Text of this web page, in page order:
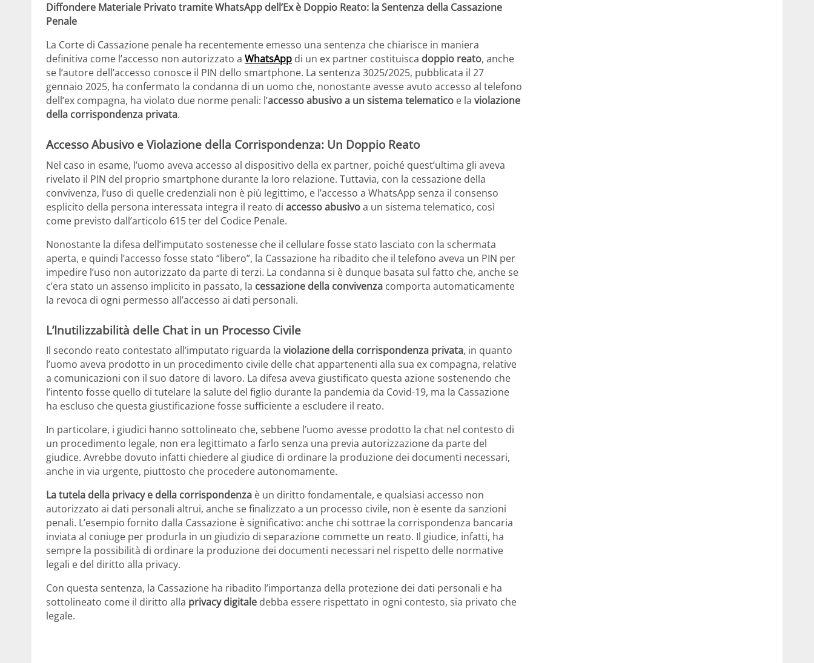
Diffondere Materiale Privato tramite WhatsApp dell’Ex è Doppio Reato: la Sentenza della Cassazione
Penale
La Corte di Cassazione penale ha recentemente emesso una sentenza che chiarisce in maniera
definitiva come l’accesso non autorizzato a WhatsApp di un ex partner costituisca doppio reato, anche
se l’autore dell’accesso conosce il PIN dello smartphone. La sentenza 3025/2025, pubblicata il 27
gennaio 2025, ha confermato la condanna di un uomo che, nonostante avesse avuto accesso al telefono
dell’ex compagna, ha violato due norme penali: l’accesso abusivo a un sistema telematico e la violazione
della corrispondenza privata.
Accesso Abusivo e Violazione della Corrispondenza: Un Doppio Reato
Nel caso in esame, l’uomo aveva accesso al dispositivo della ex partner, poiché quest’ultima gli aveva
rivelato il PIN del proprio smartphone durante la loro relazione. Tuttavia, con la cessazione della
convivenza, l’uso di quelle credenziali non è più legittimo, e l’accesso a WhatsApp senza il consenso
esplicito della persona interessata integra il reato di accesso abusivoa un sistema telematico, così
come previsto dall’articolo 615 ter del Codice Penale.
Nonostante la difesa dell’imputato sostenesse che il cellulare fosse stato lasciato con la schermata
aperta, e quindi l’accesso fosse stato “libero”, la Cassazione ha ribadito che il telefono aveva un PIN per
impedire l’uso non autorizzato da parte di terzi. La condanna si è dunque basata sul fatto che, anche se
c’era stato un assenso implicito in passato, la cessazione della convivenza comporta automaticamente
la revoca di ogni permesso all’accesso ai dati personali.
L’Inutilizzabilità delle Chat in un Processo Civile
Il secondo reato contestato all’imputato riguarda la violazione della corrispondenza privata, in quanto
l’uomo aveva prodotto in un procedimento civile delle chat appartenenti alla sua ex compagna, relative
a comunicazioni con il suo datore di lavoro. La difesa aveva giustificato questa azione sostenendo che
l’intento fosse quello di tutelare la salute del figlio durante la pandemia da Covid-19, ma la Cassazione
ha escluso che questa giustificazione fosse sufficiente a escludere il reato.
In particolare, i giudici hanno sottolineato che, sebbene l’uomo avesse prodotto la chat nel contesto di
un procedimento legale, non era legittimato a farlo senza una previa autorizzazione da parte del
giudice. Avrebbe dovuto infatti chiedere al giudice di ordinare la produzione dei documenti necessari,
anche in via urgente, piuttosto che procedere autonomamente.
La tutela della privacy e della corrispondenza è un diritto fondamentale, e qualsiasi accesso non
autorizzato ai dati personali altrui, anche se finalizzato a un processo civile, non è esente da sanzioni
penali. L’esempio fornito dalla Cassazione è significativo: anche chi sottrae la corrispondenza bancaria
inviata al coniuge per produrla in un giudizio di separazione commette un reato. Il giudice, infatti, ha
sempre la possibilità di ordinare la produzione dei documenti necessari nel rispetto delle normative
legali e del diritto alla privacy.
Con questa sentenza, la Cassazione ha ribadito l’importanza della protezione dei dati personali e ha
sottolineato come il diritto alla privacy digitale debba essere rispettato in ogni contesto, sia privato che
legale.